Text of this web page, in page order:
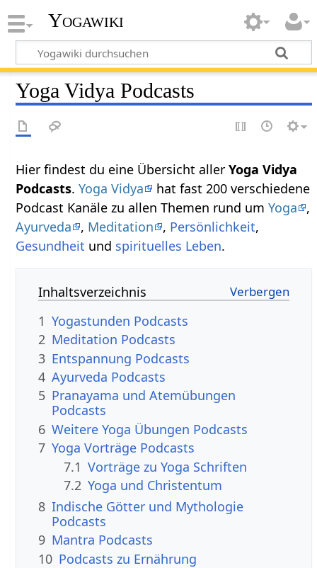
Yogawiki
Yoga Vidya Podcasts
Hier findest du eine Übersicht allerYoga Vidya
Podcasts.Yoga Vidya
hat fast 200 verschiedene
Podcast Kanäle zu allen Themen rund umYoga
,
Ayurveda
, Meditation , Persönlichkeit,
Gesundheit und spirituelles Leben.
Inhaltsverzeichnis
1 Yogastunden Podcasts
2 Meditation Podcasts
3 Entspannung Podcasts
4 Ayurveda Podcasts
5 Pranayama und Atemübungen
Podcasts
6 Weitere Yoga Übungen Podcasts
7 Yoga Vorträge Podcasts
7.1 Vorträge zu Yoga Schriften
7.2 Yoga und Christentum
8 Indische Götter und Mythologie
Podcasts
9 Mantra Podcasts
10 Podcasts zu Ernährung